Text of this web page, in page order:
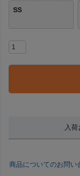
SS
入
商品についてのお問い